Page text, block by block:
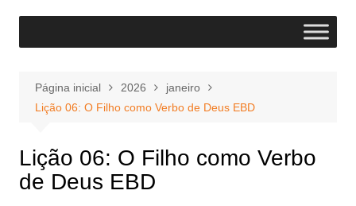
Página inicial 2026
janeiro
Lição 06: O Filho como Verbo de Deus EBD
Lição 06: O Filho como Verbo
de Deus EBD